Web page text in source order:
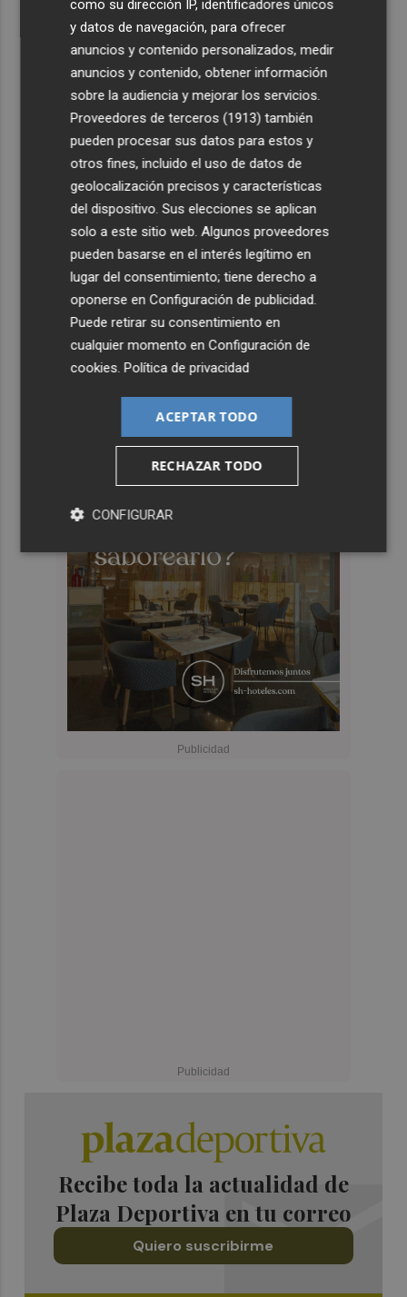
Recibe toda la actualidad de
Plaza Deportiva en tu correo
Quiero suscribirme
como su dirección IP, identificadores únicos
y datos de navegación, para ofrecer
anuncios y contenido personalizados, medir
anuncios y contenido, obtener información
sobre la audiencia y mejorar los servicios.
Proveedores de terceros (1913) también
pueden procesar sus datos para estos y
otros fines, incluido el uso de datos de
geolocalización precisos y características
del dispositivo. Sus elecciones se aplican
solo a este sitio web. Algunos proveedores
pueden basarse en el interés legítimo en
lugar del consentimiento; tiene derecho a
oponerse enConfiguración de publicidad
Puede retirar su consentimiento en
cualquier momento enConfiguración de
cookies .Política de privacidad
ACEPTAR TODO
RECHAZAR TODO
CONFIGURAR